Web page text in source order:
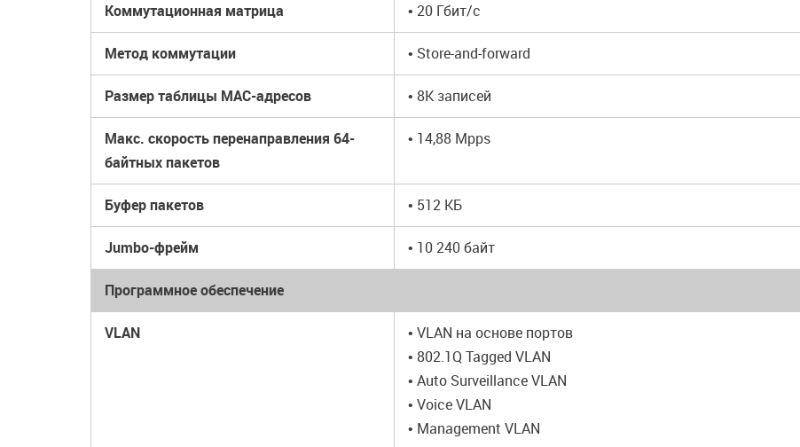
Коммутационная матрица • 20 Гбит/с
Метод коммутации • Store-and-forward
Размер таблицы MAC-адресов • 8K записей
Макс. скорость перенаправления 64-
байтных пакетов
• 14,88 Mpps
Буфер пакетов • 512 КБ
Jumbo-фрейм • 10 240 байт
Программное обеспечение
VLAN
• VLAN на основе портов
• 802.1Q Tagged VLAN
• Auto Surveillance VLAN
• Voice VLAN
• Management VLAN